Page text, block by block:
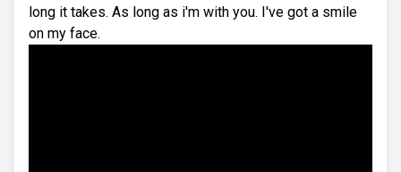
long it takes. As long as i'm with you. I've got a smile
on my face.